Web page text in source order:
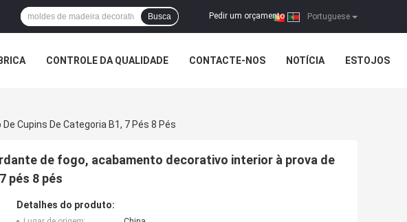
Portuguese
Pedir um orçamento |
Busca
CONTROLE DA QUALIDADE CONTACTE-NOS NOTÍCIA ESTOJOS
Cupins De Categoria B1, 7 Pés 8 Pés
de fogo, acabamento decorativo interior à prova de
pés 8 pés
Detalhes do produto: